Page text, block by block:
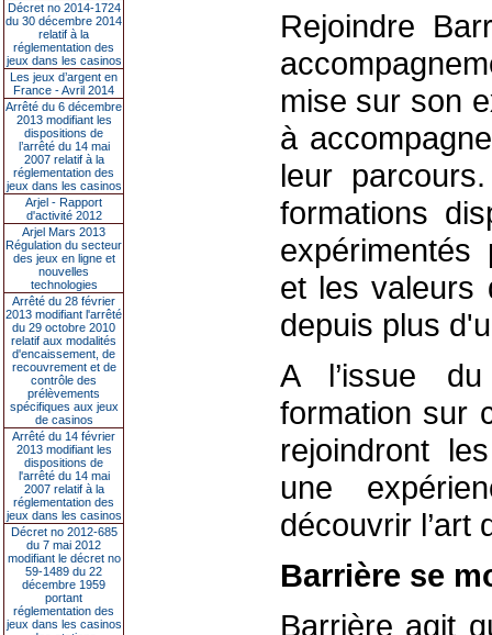
Décret no 2014-1724
du 30 décembre 2014
relatif à la
réglementation des
jeux dans les casinos
Les jeux d’argent en
France - Avril 2014
Arrêté du 6 décembre
2013 modifiant les
dispositions de
l’arrêté du 14 mai
2007 relatif à la
réglementation des
jeux dans les casinos
Arjel - Rapport
d'activité 2012
Arjel Mars 2013
Régulation du secteur
des jeux en ligne et
nouvelles
technologies
Arrêté du 28 février
2013 modifiant l'arrêté
du 29 octobre 2010
relatif aux modalités
d'encaissement, de
recouvrement et de
contrôle des
prélèvements
spécifiques aux jeux
de casinos
Arrêté du 14 février
2013 modifiant les
dispositions de
l'arrêté du 14 mai
2007 relatif à la
réglementation des
jeux dans les casinos
Décret no 2012-685
du 7 mai 2012
modifiant le décret no
59-1489 du 22
décembre 1959
portant
réglementation des
jeux dans les casinos
Rejoindre
mise sur son
à
leur
formations
et les valeurs
depuis plus
A l’issue
formation sur
rejoindront
une
découvrir l’art
Barrière se
Barrière agit